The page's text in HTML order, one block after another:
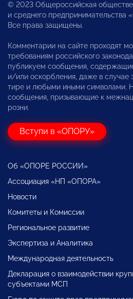
© 2023 Общероссийская
и среднего
Все права защищены.
Комментарии на сайте проходят
требованиям российского
публикуем сообщения,
и/или оскорбления, даже в случае
тире и любыми иными символами.
сообщения, призывающие к
розни.
Вступи в «ОПОРУ»
Об «ОПОРЕ РОССИИ»
Ассоциация «НП «ОПОРА»
Новости
Комитеты и Комиссии
Региональное развитие
Экспертиза и Аналитика
Международная деятельность
Декларация о взаимодействии
субъектами МСП